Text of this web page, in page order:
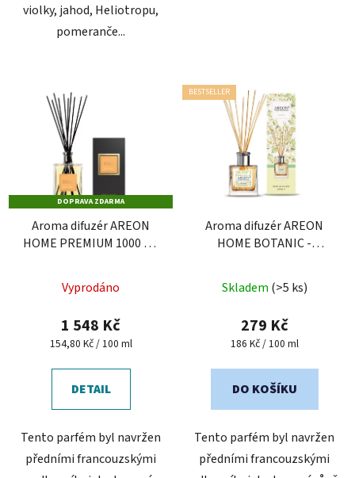
violky, jahod, Heliotropu,
pomeranče...
DOPRAVA ZDARMA
Aroma difuzér AREON
HOME PREMIUM 1000 ml
hodnocení
produktu
je
z
Vyprodáno
1 548 Kč
Měrná
154,80 Kč / 100 ml
DETAIL
Tento parfém byl navržen
předními francouzskými
BESTSELLER
Aroma difuzér AREON
HOME BOTANIC -
Skladem (>5 ks)
279 Kč
Měrná
186 Kč / 100 ml
DO KOŠÍKU
Tento parfém byl navržen
předními francouzskými